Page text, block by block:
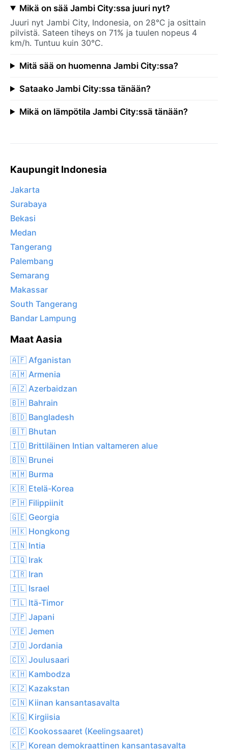
Mikä on sää Jambi City:ssa juuri nyt?
Juuri nyt Jambi City, Indonesia, on 28°C ja osittain
pilvistä. Sateen tiheys on 71% ja tuulen nopeus 4
km/h. Tuntuu kuin 30°C.
Mitä sää on huomenna Jambi City:ssa?
Sataako Jambi City:ssa tänään?
Mikä on lämpötila Jambi City:ssä tänään?
Kaupungit Indonesia
Jakarta
Surabaya
Bekasi
Medan
Tangerang
Palembang
Semarang
Makassar
South Tangerang
Bandar Lampung
Maat Aasia
🇦🇫 Afganistan
🇦🇲 Armenia
🇦🇿 Azerbaidzan
🇧🇭 Bahrain
🇧🇩 Bangladesh
🇧🇹 Bhutan
🇮🇴 Brittiläinen Intian valtameren alue
🇧🇳 Brunei
🇲🇲 Burma
🇰🇷 Etelä-Korea
🇵🇭 Filippiinit
🇬🇪 Georgia
🇭🇰 Hongkong
🇮🇳 Intia
🇮🇶 Irak
🇮🇷 Iran
🇮🇱 Israel
🇹🇱 Itä-Timor
🇯🇵 Japani
🇾🇪 Jemen
🇯🇴 Jordania
🇨🇽 Joulusaari
🇰🇭 Kambodza
🇰🇿 Kazakstan
🇨🇳 Kiinan kansantasavalta
🇰🇬 Kirgiisia
🇨🇨 Kookossaaret (Keelingsaaret)
🇰🇵 Korean demokraattinen kansantasavalta